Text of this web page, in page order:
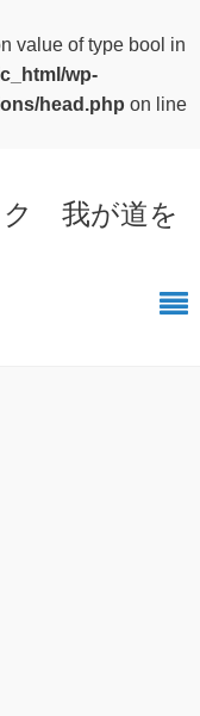
value of type bool in
wp-
head.php on line
ク 我が道を